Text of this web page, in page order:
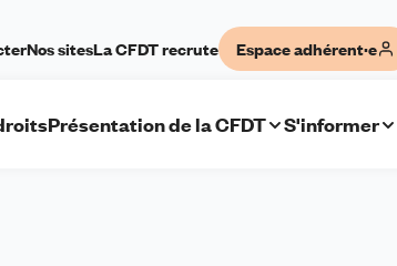
Nos sitesLa CFDT recrute Espace adhérent·e
Présentation de la CFDT S'informer